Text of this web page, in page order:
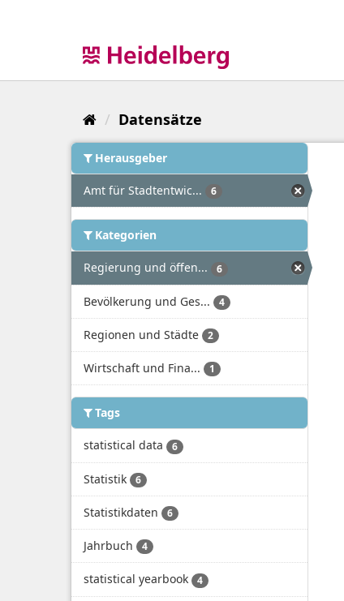
Datensätze
Herausgeber
Amt für Stadtentwic... 6
Kategorien
Regierung und öffen... 6
Bevölkerung und Ges... 4
Regionen und Städte 2
Wirtschaft und Fina... 1
Tags
statistical data 6
Statistik 6
Statistikdaten 6
Jahrbuch 4
statistical yearbook 4